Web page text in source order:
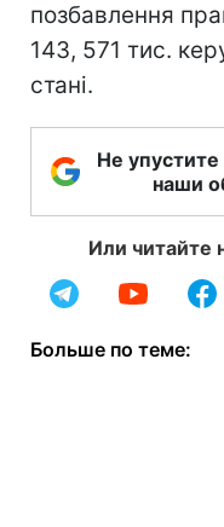
позбавлення
143, 571 тис.
стані.
Не
наши
Или читайте
Больше по теме: